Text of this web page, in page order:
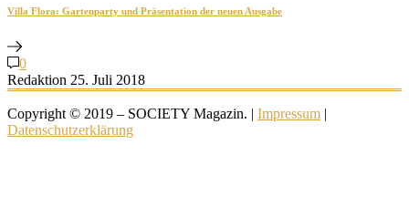
Villa Flora: Gartenparty und Präsentation der neuen Ausgabe
0
Redaktion 25. Juli 2018
Copyright © 2019 – SOCIETY Magazin. | Impressum |
Datenschutzerklärung